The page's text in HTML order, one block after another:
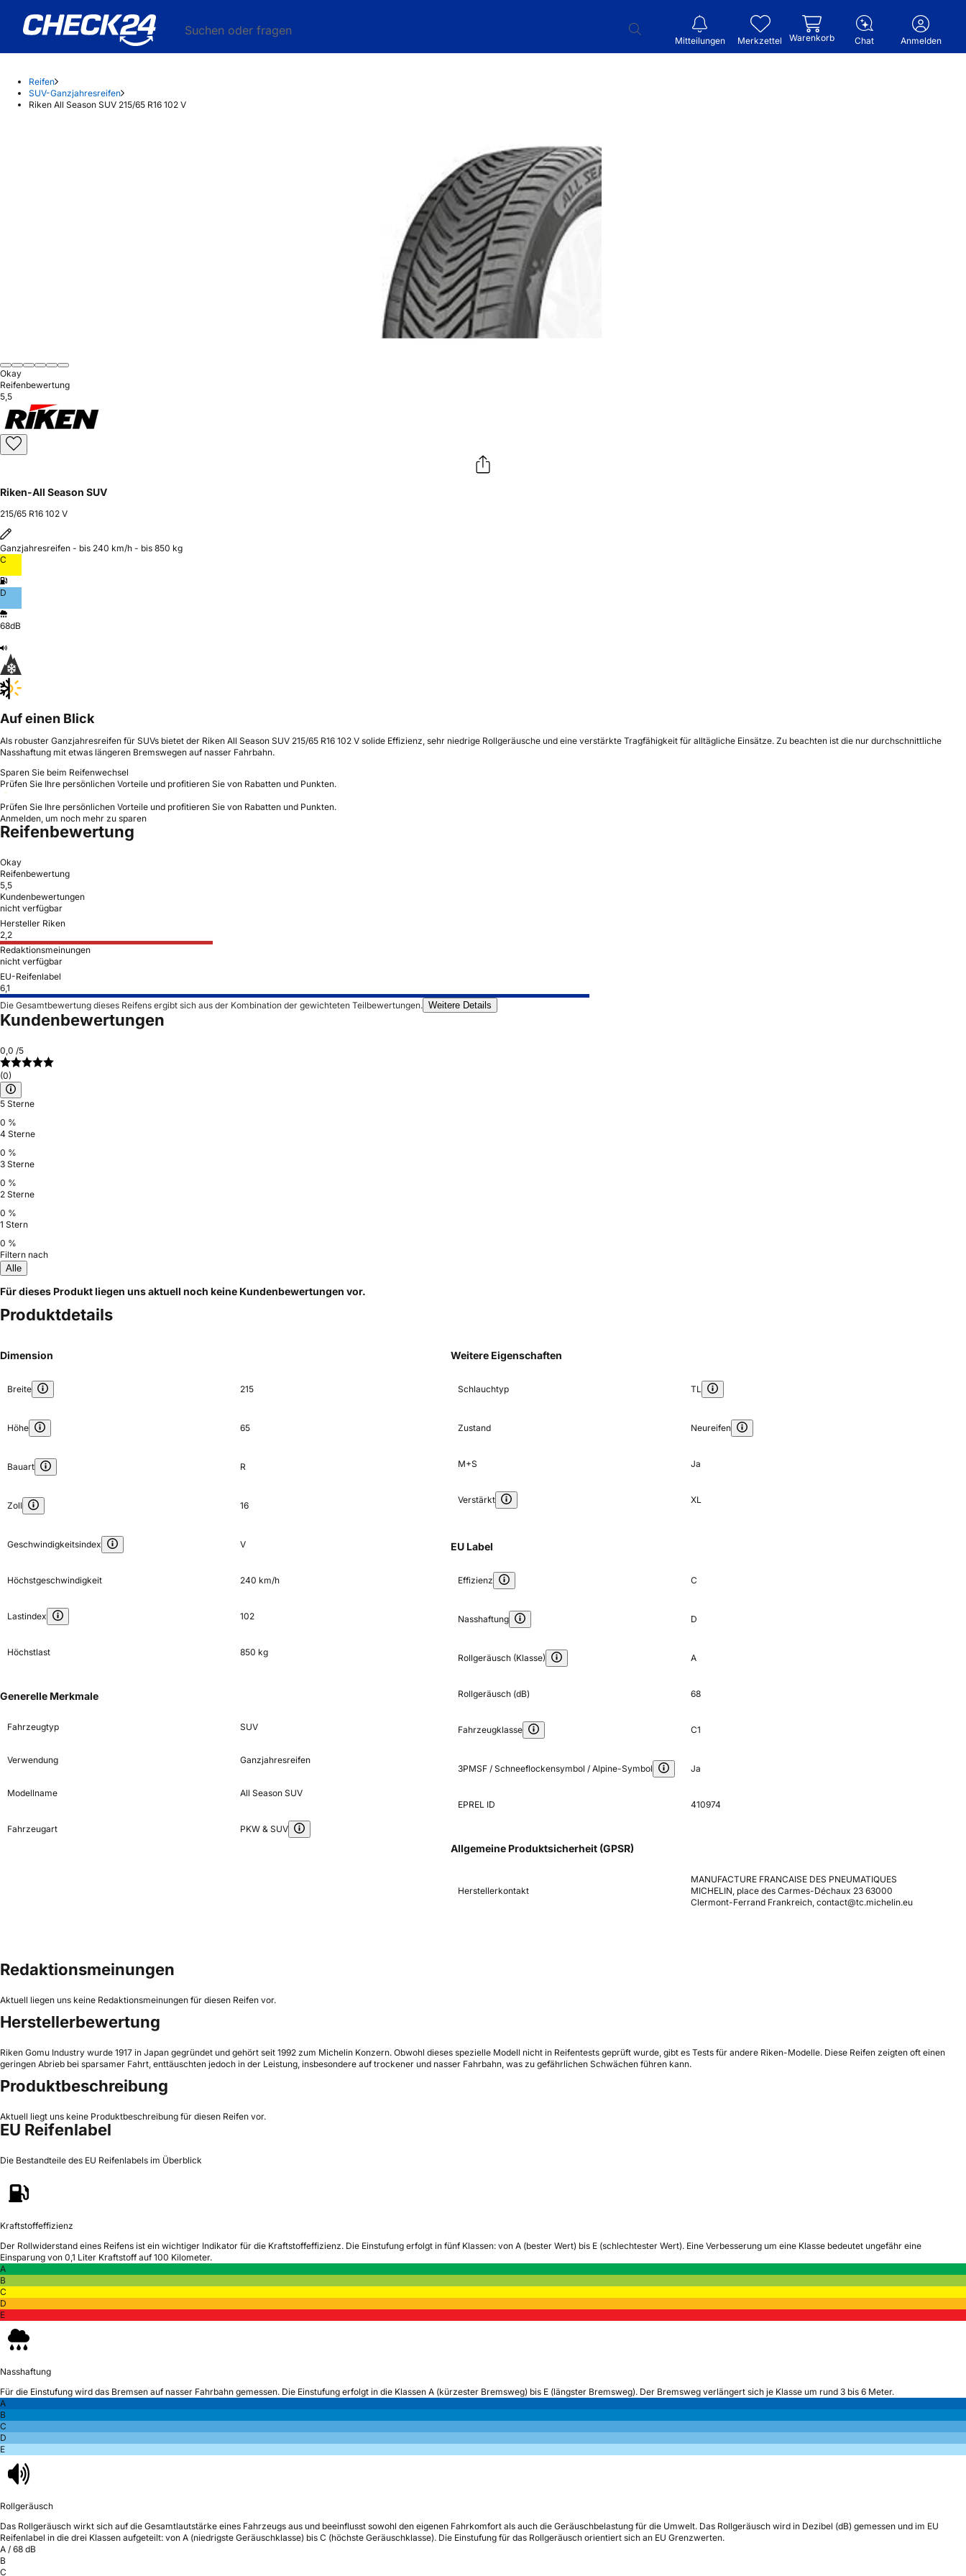
Suchen oder fragen
Mitteilungen Merkzettel Warenkorb Chat Anmelden
Reifen
SUV-Ganzjahresreifen
Riken All Season SUV 215/65 R16 102 V
Okay
Reifenbewertung
5,5
Riken-All Season SUV
215/65 R16 102 V
Ganzjahresreifen - bis 240 km/h - bis 850 kg
C
D
68dB
Auf einen Blick
Als robuster Ganzjahresreifen für SUVs bietet der Riken All Season SUV 215/65 R16 102 V solide Effizienz, sehr niedrige Rollgeräusche und eine verstärkte Tragfähigkeit für alltägliche Einsätze. Zu beachten ist die nur durchschnittliche
Nasshaftung mit etwas längeren Bremswegen auf nasser Fahrbahn.
Sparen Sie beim Reifenwechsel
Prüfen Sie Ihre persönlichen Vorteile und profitieren Sie von Rabatten und Punkten.
Prüfen Sie Ihre persönlichen Vorteile und profitieren Sie von Rabatten und Punkten.
Anmelden, um noch mehr zu sparen
Reifenbewertung
Okay
Reifenbewertung
5,5
Kundenbewertungen
nicht verfügbar
Hersteller Riken
2,2
Redaktionsmeinungen
nicht verfügbar
EU-Reifenlabel
6,1
Die Gesamtbewertung dieses Reifens ergibt sich aus der Kombination der gewichteten Teilbewertungen. Weitere Details
Kundenbewertungen
0,0 /5
(0)
5 Sterne
0 %
4 Sterne
0 %
3 Sterne
0 %
2 Sterne
0 %
1 Stern
0 %
Filtern nach
Alle
Für dieses Produkt liegen uns aktuell noch keine Kundenbewertungen vor.
Produktdetails
Dimension
Breite 215
Höhe 65
Bauart R
Zoll 16
Geschwindigkeitsindex V
Höchstgeschwindigkeit 240 km/h
Lastindex 102
Höchstlast 850 kg
Generelle Merkmale
Fahrzeugtyp SUV
Verwendung Ganzjahresreifen
Modellname All Season SUV
Fahrzeugart PKW & SUV
Weitere Eigenschaften
Schlauchtyp TL
Zustand Neureifen
M+S Ja
Verstärkt XL
EU Label
Effizienz C
Nasshaftung D
Rollgeräusch (Klasse) A
Rollgeräusch (dB) 68
Fahrzeugklasse C1
3PMSF / Schneeflockensymbol / Alpine-Symbol Ja
EPREL ID 410974
Allgemeine Produktsicherheit (GPSR)
Herstellerkontakt
MANUFACTURE FRANCAISE DES PNEUMATIQUES
MICHELIN, place des Carmes-Déchaux 23 63000
Clermont-Ferrand Frankreich, contact@tc.michelin.eu
Redaktionsmeinungen
Aktuell liegen uns keine Redaktionsmeinungen für diesen Reifen vor.
Herstellerbewertung
Riken Gomu Industry wurde 1917 in Japan gegründet und gehört seit 1992 zum Michelin Konzern. Obwohl dieses spezielle Modell nicht in Reifentests geprüft wurde, gibt es Tests für andere Riken-Modelle. Diese Reifen zeigten oft einen
geringen Abrieb bei sparsamer Fahrt, enttäuschten jedoch in der Leistung, insbesondere auf trockener und nasser Fahrbahn, was zu gefährlichen Schwächen führen kann.
Produktbeschreibung
Aktuell liegt uns keine Produktbeschreibung für diesen Reifen vor.
EU Reifenlabel
Die Bestandteile des EU Reifenlabels im Überblick
Kraftstoffeffizienz
Der Rollwiderstand eines Reifens ist ein wichtiger Indikator für die Kraftstoffeffizienz. Die Einstufung erfolgt in fünf Klassen: von A (bester Wert) bis E (schlechtester Wert). Eine Verbesserung um eine Klasse bedeutet ungefähr eine
Einsparung von 0,1 Liter Kraftstoff auf 100 Kilometer.
A
B
C
D
E
Nasshaftung
Für die Einstufung wird das Bremsen auf nasser Fahrbahn gemessen. Die Einstufung erfolgt in die Klassen A (kürzester Bremsweg) bis E (längster Bremsweg). Der Bremsweg verlängert sich je Klasse um rund 3 bis 6 Meter.
A
B
C
D
E
Rollgeräusch
Das Rollgeräusch wirkt sich auf die Gesamtlautstärke eines Fahrzeugs aus und beeinflusst sowohl den eigenen Fahrkomfort als auch die Geräuschbelastung für die Umwelt. Das Rollgeräusch wird in Dezibel (dB) gemessen und im EU
Reifenlabel in die drei Klassen aufgeteilt: von A (niedrigste Geräuschklasse) bis C (höchste Geräuschklasse). Die Einstufung für das Rollgeräusch orientiert sich an EU Grenzwerten.
A / 68 dB
B
C